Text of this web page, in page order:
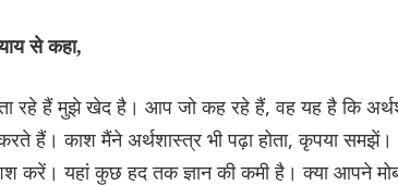
से कहा,
रहे हैं मुझे खेद है। आप जो कह रहे हैं, वह यह है कि
हैं। काश मैंने अर्थशास्त्र भी पढ़ा होता, कृपया
करें। यहां कुछ हद तक ज्ञान की कमी है। क्या आपने